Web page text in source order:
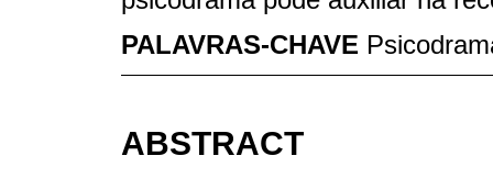
PALAVRAS-CHAVE
ABSTRACT